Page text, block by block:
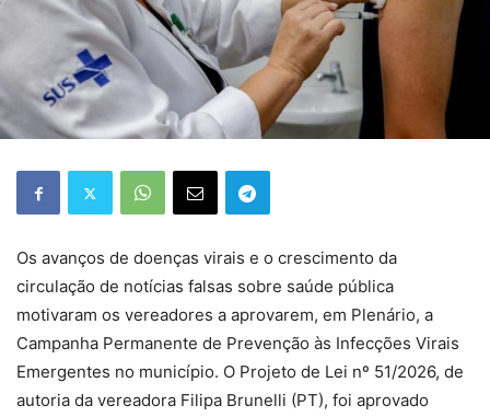
Os avanços de doenças virais e o crescimento da
circulação de notícias falsas sobre saúde pública
motivaram os vereadores a aprovarem, em Plenário, a
Campanha Permanente de Prevenção às Infecções Virais
Emergentes no município. O Projeto de Lei nº 51/2026, de
autoria da vereadora Filipa Brunelli (PT), foi aprovado